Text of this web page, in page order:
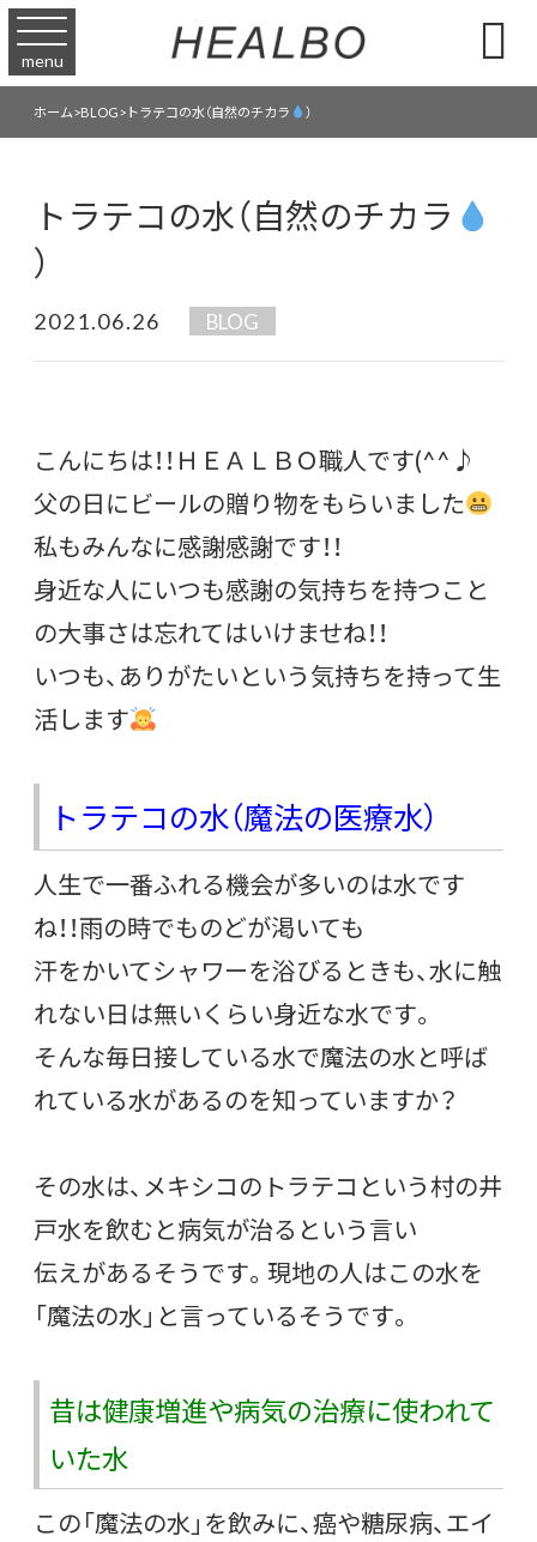
menu 
ホーム>BLOG>トラテコの水（自然のチカラ ）
トラテコの水（自然のチカラ
）
2021.06.26 BLOG
こんにちは！！ＨＥＡＬＢＯ職人です(^^♪
父の日にビールの贈り物をもらいました
私もみんなに感謝感謝です！！
身近な人にいつも感謝の気持ちを持つこと
の大事さは忘れてはいけませね！！
いつも、ありがたいという気持ちを持って生
活します
トラテコの水（魔法の医療水）
人生で一番ふれる機会が多いのは水です
ね！！雨の時でものどが渇いても
汗をかいてシャワーを浴びるときも、水に触
れない日は無いくらい身近な水です。
そんな毎日接している水で魔法の水と呼ば
れている水があるのを知っていますか？
その水は、メキシコのトラテコという村の井
戸水を飲むと病気が治るという言い
伝えがあるそうです。現地の人はこの水を
「魔法の水」と言っているそうです。
昔は健康増進や病気の治療に使われて
いた水
この「魔法の水」を飲みに、癌や糖尿病、エイ